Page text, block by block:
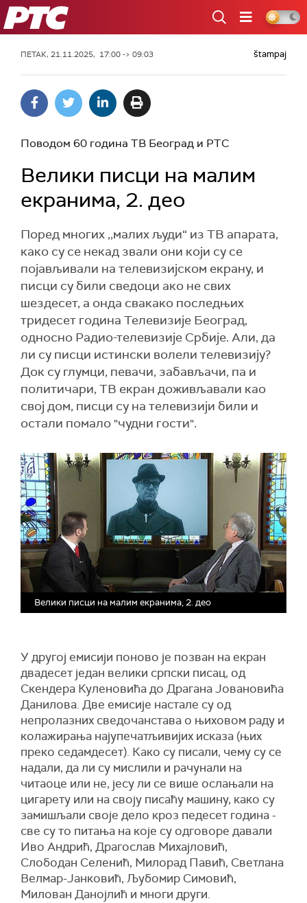
РТС
ПЕТАК, 21.11.2025, 17:00 -> 09:03 štampaj
Поводом 60 година ТВ Београд и РТС
Велики писци на малим
екранима, 2. део
Поред многих ,,малих људи“ из ТВ апарата,
како су се некад звали они који су се
појављивали на телевизијском екрану, и
писци су били сведоци ако не свих
шездесет, а онда свакако последњих
тридесет година Телевизије Београд,
односно Радио-телевизије Србије. Али, да
ли су писци истински волели телевизију?
Док су глумци, певачи, забављачи, па и
политичари, ТВ екран доживљавали као
свој дом, писци су на телевизији били и
остали помало "чудни гости".
Велики писци на малим екранима, 2. део
У другој емисији поново је позван на екран
двадесет један велики српски писац, од
Скендера Куленовића до Драгана Јовановића
Данилова. Две емисије настале су од
непролазних сведочанстава о њиховом раду и
колажирања најупечатљивијих исказа (њих
преко седамдесет). Како су писали, чему су се
надали, да ли су мислили и рачунали на
читаоце или не, јесу ли се више ослањали на
цигарету или на своју писаћу машину, како су
замишљали своје дело кроз педесет година -
све су то питања на које су одговоре давали
Иво Андрић, Драгослав Михајловић,
Слободан Селенић, Милорад Павић, Светлана
Велмар-Јанковић, Љубомир Симовић,
Милован Данојлић и многи други.